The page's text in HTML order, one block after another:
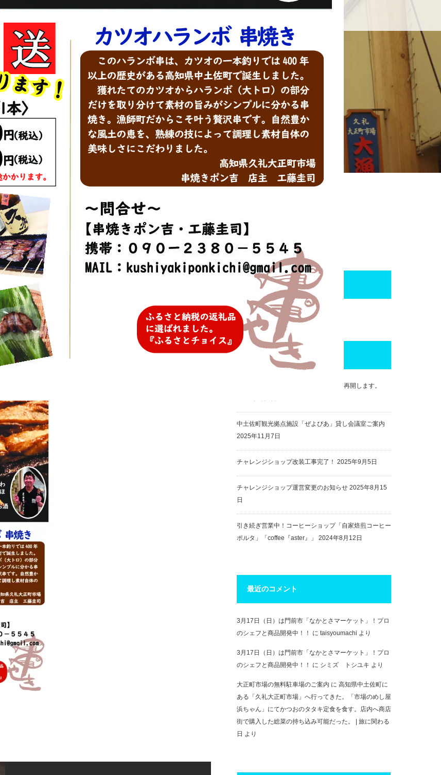
済み
Hatena
Pin it
facebook
最近の投稿
2026年度チャレンジショップの募集を再開します。
中土佐町観光拠点施設「ぜよぴあ」貸し会議室ご案内
2025年11月7日
チャレンジショップ改装工事完了！ 2025年9月5日
チャレンジショップ運営変更のお知らせ 2025年8月15
日
引き続ぎ営業中！コーヒーショップ「自家焙煎コーヒー
ポルタ」「coffee『aster』」
2024年8月12日
最近のコメント
3月17日（日）は門前市「なかとさマーケット」！プロ
のシェフと商品開発中！！
に taisyoumachi より
3月17日（日）は門前市「なかとさマーケット」！プロ
のシェフと商品開発中！！
に シミズ トシユキ より
大正町市場の無料駐車場のご案内 に 高知県中土佐町に
ある「久礼大正町市場」へ行ってきた。「市場のめし屋
浜ちゃん」にてかつおのタタキ定食を食す。店内へ商店
街で購入した総菜の持ち込み可能だった。 | 旅に関わる
日 より